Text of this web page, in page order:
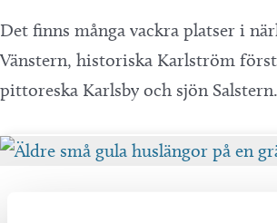
Det finns många vackra platser i
Vänstern, historiska Karlström
pittoreska Karlsby och sjön Salstern.